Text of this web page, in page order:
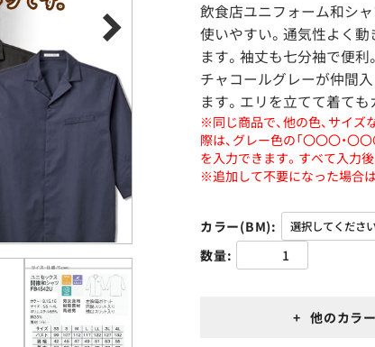
飲食店ユニフォーム和シ
使いやすい。通気性よく動
ます。袖丈も七分袖で便利
チャコールグレーが仲間
ます。エリを立てて着ても
※同じ商品で、他の色、サイ
際は、グレー色の「〇〇〇・〇
を入力できます。すべて入力
※追加して不要になった場合
カラー(BM)
数量
+ 他のカラ